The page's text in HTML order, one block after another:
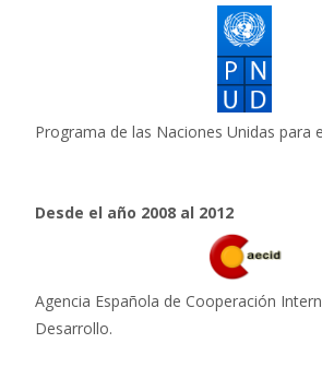
Programa de las Naciones Unidas para
Desde el año 2008 al 2012
Agencia Española de Cooperación
Desarrollo.